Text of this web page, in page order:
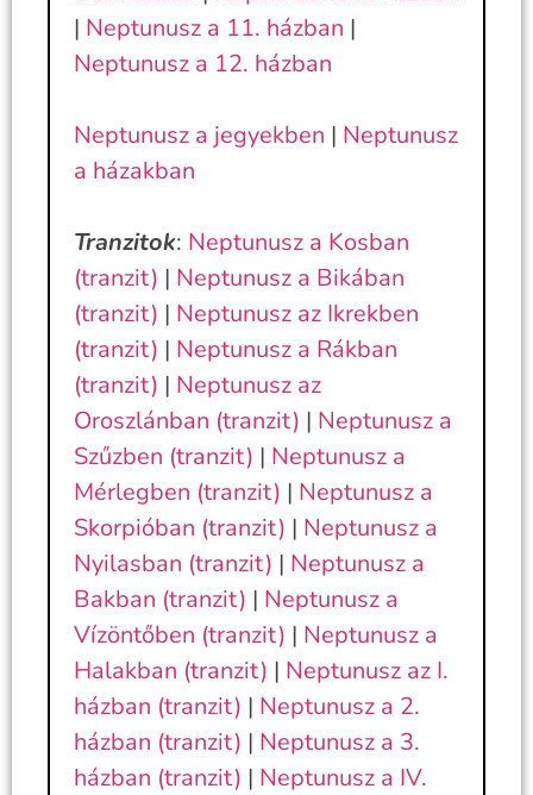
| Neptunusz a 11. házban |
Neptunusz a 12. házban
Neptunusz a jegyekben | Neptunusz
a házakban
Tranzitok: Neptunusz a Kosban
(tranzit) | Neptunusz a Bikában
(tranzit) | Neptunusz az Ikrekben
(tranzit) | Neptunusz a Rákban
(tranzit) | Neptunusz az
Oroszlánban (tranzit) | Neptunusz a
Szűzben (tranzit) | Neptunusz a
Mérlegben (tranzit) | Neptunusz a
Skorpióban (tranzit) | Neptunusz a
Nyilasban (tranzit) | Neptunusz a
Bakban (tranzit) | Neptunusz a
Vízöntőben (tranzit) | Neptunusz a
Halakban (tranzit) | Neptunusz az I.
házban (tranzit) | Neptunusz a 2.
házban (tranzit) | Neptunusz a 3.
házban (tranzit) | Neptunusz a IV.